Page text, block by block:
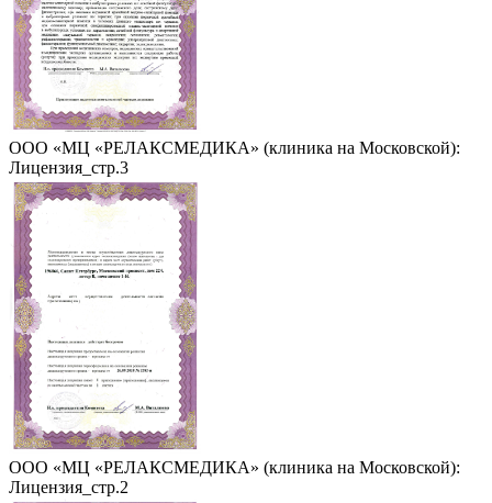
ООО «МЦ «РЕЛАКСМЕДИКА» (клиника на Московской):
Лицензия_стр.3
ООО «МЦ «РЕЛАКСМЕДИКА» (клиника на Московской):
Лицензия_стр.2